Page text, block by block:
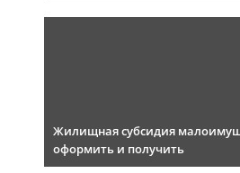
Жилищная субсидия
оформить и получить